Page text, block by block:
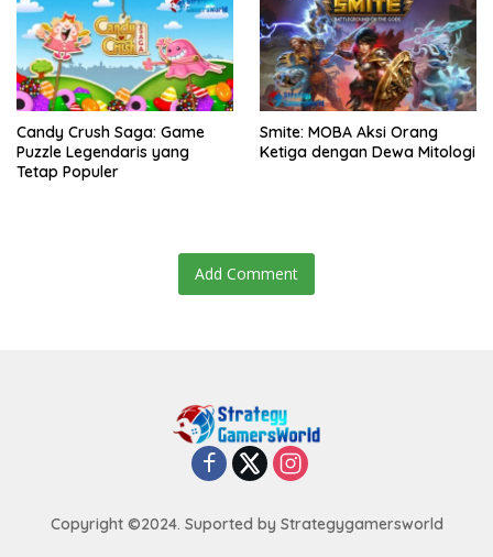
Candy Crush Saga: Game
Puzzle Legendaris yang
Tetap Populer
Smite: MOBA Aksi Orang
Ketiga dengan Dewa Mitologi
Add Comment
Copyright ©2024. Suported by Strategygamersworld